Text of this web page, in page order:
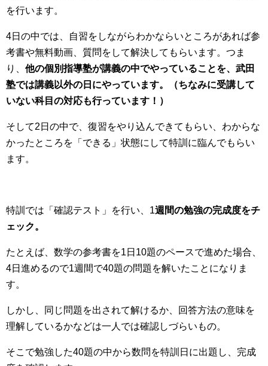
を行います。
4日の中では、自習をしながらわかならいところがあれば参
考書や無料動画、質問をして解決してもらいます。つま
り、 他の個別指導塾が講義の中でやっていることを、武田
塾では講義以外の日にやっています。（ちなみに受講して
いない科目の対応も行っています！）
そして2日の中で、復習をやり込んできてもらい、わからな
かったところを「できる」状態にして特訓に臨んでもらい
ます。
特訓では「確認テスト」を行い、1週間の勉強の完成度をチ
ェック。
たとえば、数学の参考書を1日10題のペースで進めた場合、
4日進めるので1週間で40題の問題を解いたことになりま
す。
しかし、同じ問題を出されて解けるか、回答方法の意味を
理解しているかなどは一人では確認しづらいもの。
そこで勉強した40題の中から数問を特訓日に出題し、完成